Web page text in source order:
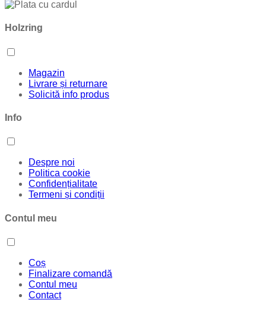
Holzring
Magazin
Livrare și returnare
Solicită info produs
Info
Despre noi
Politica cookie
Confidențialitate
Termeni și condiții
Contul meu
Coș
Finalizare comandă
Contul meu
Contact